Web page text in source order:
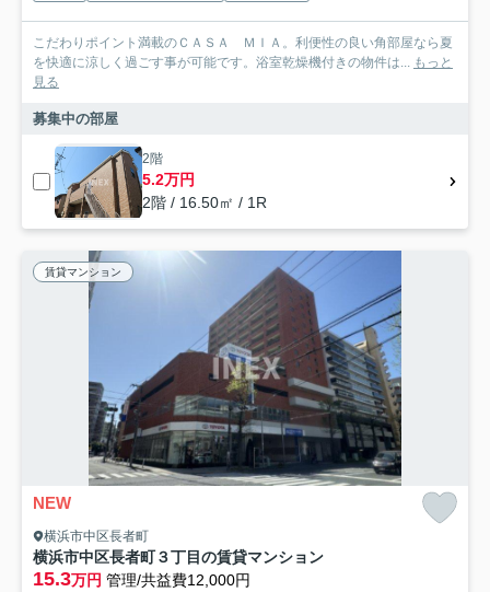
こだわりポイント満載のＣＡＳＡ ＭＩＡ。利便性の良い角部屋なら夏
を快適に涼しく過ごす事が可能です。浴室乾燥機付きの物件は... もっと
見る
募集中の部屋
2階
5.2万円
2階 / 16.50㎡ / 1R
賃貸マンション
NEW
横浜市中区長者町
横浜市中区長者町３丁目の賃貸マンション
15.3万円 管理/共益費12,000円